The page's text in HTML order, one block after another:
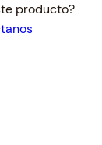
is:
$25.00.
producto?